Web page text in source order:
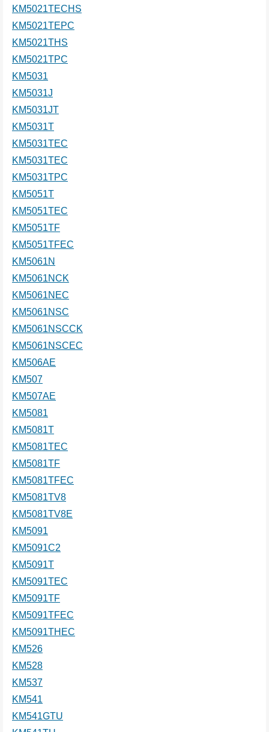
KM5021TECHS
KM5021TEPC
KM5021THS
KM5021TPC
KM5031
KM5031J
KM5031JT
KM5031T
KM5031TEC
KM5031TEC
KM5031TPC
KM5051T
KM5051TEC
KM5051TF
KM5051TFEC
KM5061N
KM5061NCK
KM5061NEC
KM5061NSC
KM5061NSCCK
KM5061NSCEC
KM506AE
KM507
KM507AE
KM5081
KM5081T
KM5081TEC
KM5081TF
KM5081TFEC
KM5081TV8
KM5081TV8E
KM5091
KM5091C2
KM5091T
KM5091TEC
KM5091TF
KM5091TFEC
KM5091THEC
KM526
KM528
KM537
KM541
KM541GTU